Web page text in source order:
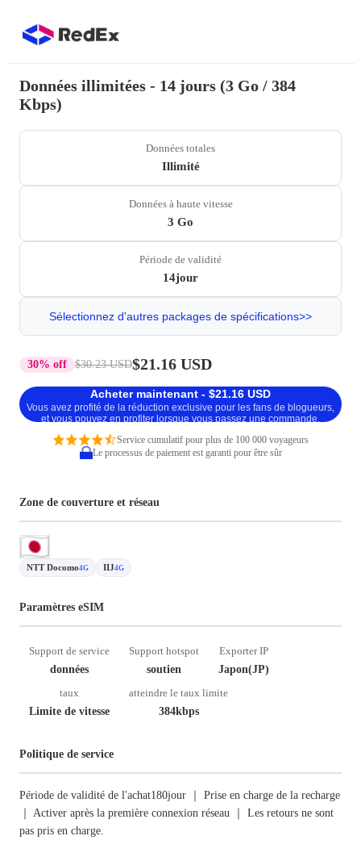
Données illimitées - 14 jours (3 Go / 384
Kbps)
Données totales
Illimité
Données à haute vitesse
3 Go
Période de validité
14jour
Sélectionnez d'autres packages de spécifications>>
30% off $30.23 USD$21.16 USD
Acheter maintenant - $21.16 USD
Vous avez profité de la réduction exclusive pour les fans de blogueurs,
et vous pouvez en profiter lorsque vous passez une commande.
Service cumulatif pour plus de 100 000 voyageurs
Le processus de paiement est garanti pour être sûr
Zone de couverture et réseau
NTT Docomo4G IIJ4G
Paramètres eSIM
Support de service
données
Support hotspot
soutien
Exporter IP
Japon(JP)
taux
Limite de vitesse
atteindre le taux limite
384kbps
Politique de service
Période de validité de l'achat180jour ｜ Prise en charge de la recharge
｜ Activer après la première connexion réseau ｜ Les retours ne sont
pas pris en charge.